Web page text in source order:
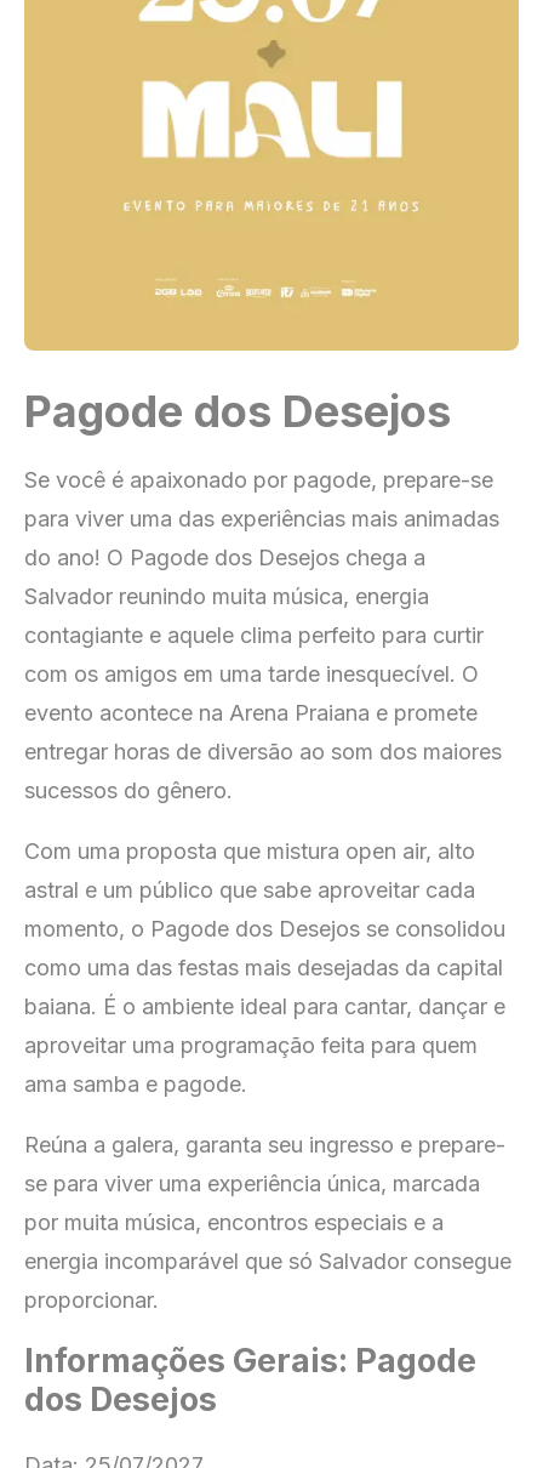
Pagode dos Desejos
Se você é apaixonado por pagode, prepare-se
para viver uma das experiências mais animadas
do ano! O Pagode dos Desejos chega a
Salvador reunindo muita música, energia
contagiante e aquele clima perfeito para curtir
com os amigos em uma tarde inesquecível. O
evento acontece na Arena Praiana e promete
entregar horas de diversão ao som dos maiores
sucessos do gênero.
Com uma proposta que mistura open air, alto
astral e um público que sabe aproveitar cada
momento, o Pagode dos Desejos se consolidou
como uma das festas mais desejadas da capital
baiana. É o ambiente ideal para cantar, dançar e
aproveitar uma programação feita para quem
ama samba e pagode.
Reúna a galera, garanta seu ingresso e prepare-
se para viver uma experiência única, marcada
por muita música, encontros especiais e a
energia incomparável que só Salvador consegue
proporcionar.
Informações Gerais: Pagode
dos Desejos